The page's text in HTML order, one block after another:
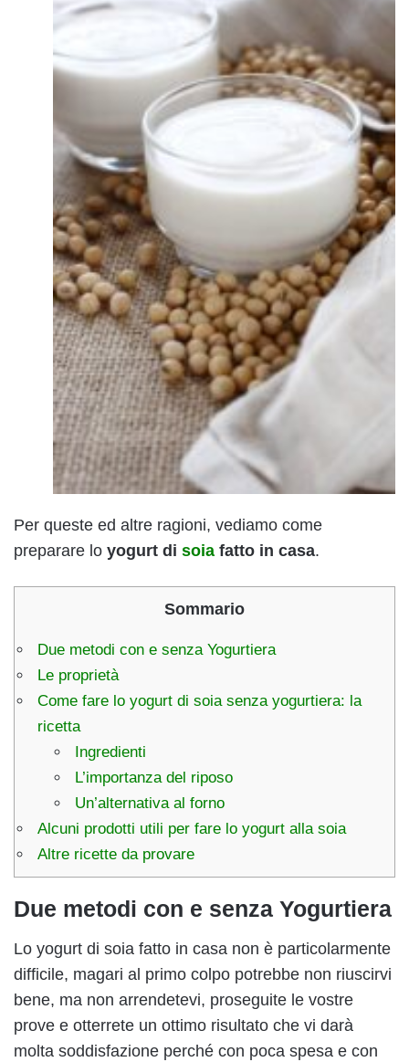
Per queste ed altre ragioni, vediamo come
preparare lo yogurt di soia fatto in casa.
Sommario
Due metodi con e senza Yogurtiera
Le proprietà
Come fare lo yogurt di soia senza yogurtiera: la
ricetta
Ingredienti
L’importanza del riposo
Un’alternativa al forno
Alcuni prodotti utili per fare lo yogurt alla soia
Altre ricette da provare
Due metodi con e senza Yogurtiera
Lo yogurt di soia fatto in casa non è particolarmente
difficile, magari al primo colpo potrebbe non riuscirvi
bene, ma non arrendetevi, proseguite le vostre
prove e otterrete un ottimo risultato che vi darà
molta soddisfazione perché con poca spesa e con